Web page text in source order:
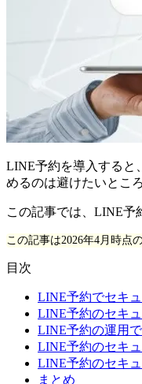
LINE予約を導入すると
めるのは避けたいところ
この記事では、LINE予
この記事は2026年4月時点
目次
LINE予約でセキ
LINE予約のセキ
LINE予約の運用
LINE予約のセキ
LINE予約のセキ
まとめ